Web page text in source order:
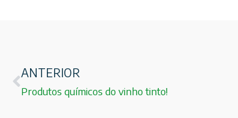
ANTERIOR
Produtos químicos do vinho tinto!